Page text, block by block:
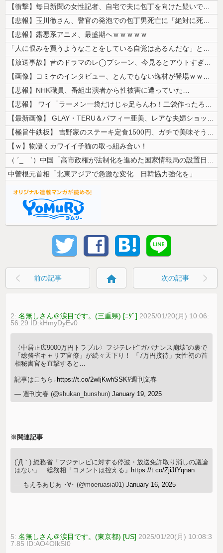
【衝撃】毎日新聞の女性記者、自宅で夫に包丁を向けた疑いで逮捕
【悲報】玉川徹さん、警官の発泡での包丁男死亡に「絶対に死刑にならない罪...
【悲報】露悪系アニメ、最盛期へｗｗｗｗｗ
「人に恨みを買うようなことをしている自覚はあるんだな」と高市首相を嘲笑...
【放送事故】昔のドラマのレ◯プシーン、今見るとアウトすぎる・・・
【画像】コミケのインタビュー、とんでもない逸材が登場ｗｗｗｗｗｗ 【P...
【悲報】NHK職員、番組出演者から性被害に遭っていた…
【悲報】 ワイ「ラーメン一袋だけじゃ足らんわ！二袋作ったろ！」→結果ｗ...
【最新画像】 GLAY・TERU＆パフィー亜美、レアな夫婦ショットを公...
【極旨牛鉄板】 吉野家のステーキ定食1500円、ガチで美味そうｗｗｗ
【ｗ】物凄くカワイイ子猫の取っ組み合い！
（ ´_ゝ`）中国「高市政権が法制化を進めた国家情報局の設置日が7月3...
中曽根元首相「北東アジアで急激な変化 日韓協力強化を」
前の記事 home 次の記事
2:名無しさん＠涙目です。(三重県) [ﾆﾀﾞ] 2025/01/20(月) 10:06:
56.29 ID:kHmyDyEv0
〈中居正広9000万円トラブル〉フジテレビ“ガバナンス崩壊”の裏で
「総務省キャリア官僚」が続々天下り！ 「7万円接待」女性初の首
相秘書官を直撃すると…
記事はこちら↓ https://t.co/2wIjKwhSSK#週刊文春
— 週刊文春 (@shukan_bunshun)January 19, 2025
※関連記事
(´Д｀) 総務省「フジテレビに対する停波・放送免許取り消しの議論
はない」 総務相「コメントは控える」 https://t.co/ZjiJfYqnan
— もえるあじあ ･∀･ (@moeruasia01)January 16, 2025
5:名無しさん＠涙目です。(東京都) [US] 2025/01/20(月) 10:08:3
7.85 ID:AO4OIkSI0